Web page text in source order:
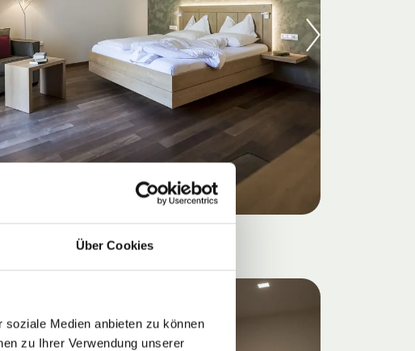
Über Cookies
Medien anbieten zu können
zu Ihrer Verwendung unserer